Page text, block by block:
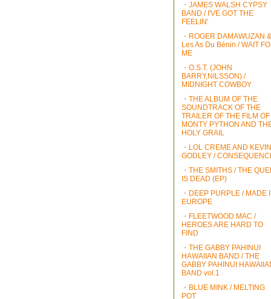
・JAMES WALSH CYPSY
BAND / I'VE GOT THE
FEELIN'
・ROGER DAMAWUZAN &
Les As Du Bénin / WAIT
ME
・O.S.T. (JOHN
BARRY,NILSSON) /
MIDNIGHT COWBOY
・THE ALBUM OF THE
SOUNDTRACK OF THE
TRAILER OF THE FILM OF
MONTY PYTHON AND
HOLY GRAIL
・LOL CREME AND KEVIN
GODLEY /
・THE SMITHS / THE
IS DEAD (EP)
・DEEP PURPLE / MADE
EUROPE
・FLEETWOOD MAC /
HEROES ARE HARD TO
FIND
・THE GABBY PAHINUI
HAWAIIAN BAND / THE
GABBY PAHINUI
BAND vol.1
・BLUE MINK / MELTING
POT